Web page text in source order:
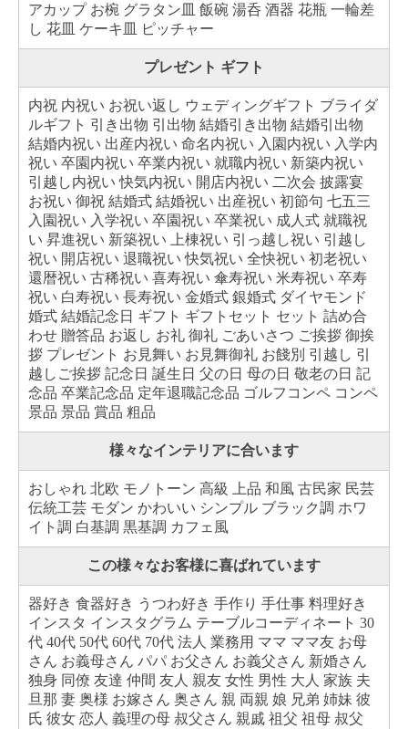
アカップ お椀 グラタン皿 飯碗 湯呑 酒器 花瓶 一輪差
し 花皿 ケーキ皿 ピッチャー
プレゼント ギフト
内祝 内祝い お祝い返し ウェディングギフト ブライダ
ルギフト 引き出物 引出物 結婚引き出物 結婚引出物
結婚内祝い 出産内祝い 命名内祝い 入園内祝い 入学内
祝い 卒園内祝い 卒業内祝い 就職内祝い 新築内祝い
引越し内祝い 快気内祝い 開店内祝い 二次会 披露宴
お祝い 御祝 結婚式 結婚祝い 出産祝い 初節句 七五三
入園祝い 入学祝い 卒園祝い 卒業祝い 成人式 就職祝
い 昇進祝い 新築祝い 上棟祝い 引っ越し祝い 引越し
祝い 開店祝い 退職祝い 快気祝い 全快祝い 初老祝い
還暦祝い 古稀祝い 喜寿祝い 傘寿祝い 米寿祝い 卒寿
祝い 白寿祝い 長寿祝い 金婚式 銀婚式 ダイヤモンド
婚式 結婚記念日 ギフト ギフトセット セット 詰め合
わせ 贈答品 お返し お礼 御礼 ごあいさつ ご挨拶 御挨
拶 プレゼント お見舞い お見舞御礼 お餞別 引越し 引
越しご挨拶 記念日 誕生日 父の日 母の日 敬老の日 記
念品 卒業記念品 定年退職記念品 ゴルフコンペ コンペ
景品 景品 賞品 粗品
様々なインテリアに合います
おしゃれ 北欧 モノトーン 高級 上品 和風 古民家 民芸
伝統工芸 モダン かわいい シンプル ブラック調 ホワ
イト調 白基調 黒基調 カフェ風
この様々なお客様に喜ばれています
器好き 食器好き うつわ好き 手作り 手仕事 料理好き
インスタ インスタグラム テーブルコーディネート 30
代 40代 50代 60代 70代 法人 業務用 ママ ママ友 お母
さん お義母さん パパ お父さん お義父さん 新婚さん
独身 同僚 友達 仲間 友人 親友 女性 男性 大人 家族 夫
旦那 妻 奥様 お嫁さん 奥さん 親 両親 娘 兄弟 姉妹 彼
氏 彼女 恋人 義理の母 叔父さん 親戚 祖父 祖母 叔父